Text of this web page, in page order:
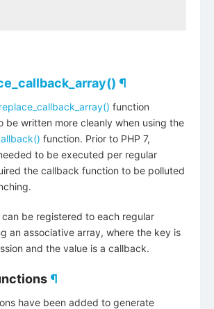
¶
function
be written more cleanly when using the
function. Prior to PHP 7,
to be executed per regular
the callback function to be polluted
be registered to each regular
an associative array, where the key is
and the value is a callback.
¶
have been added to generate